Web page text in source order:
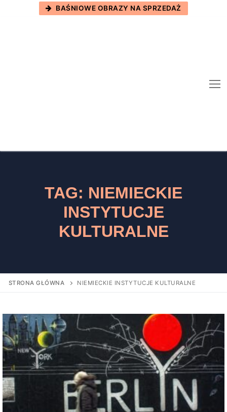
BAŚNIOWE OBRAZY NA SPRZEDAŻ
TAG: NIEMIECKIE
INSTYTUCJE
KULTURALNE
STRONA GŁÓWNA NIEMIECKIE INSTYTUCJE KULTURALNE